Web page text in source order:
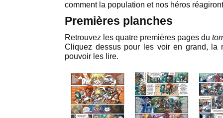
comment la population et nos héros
Premières planches
Retrouvez les quatre premières pages du
Cliquez dessus pour les voir en grand, la
pouvoir les lire.